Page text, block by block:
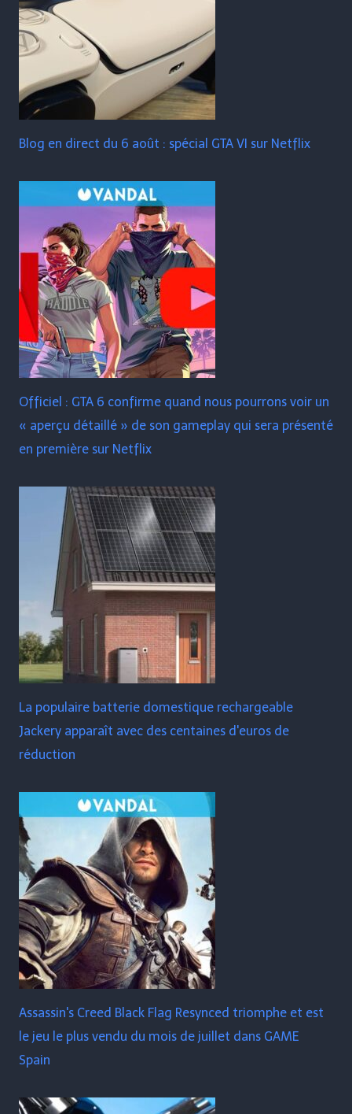
Blog en direct du 6 août : spécial GTA VI sur Netflix
Officiel : GTA 6 confirme quand nous pourrons voir un
« aperçu détaillé » de son gameplay qui sera présenté
en première sur Netflix
La populaire batterie domestique rechargeable
Jackery apparaît avec des centaines d'euros de
réduction
Assassin's Creed Black Flag Resynced triomphe et est
le jeu le plus vendu du mois de juillet dans GAME
Spain